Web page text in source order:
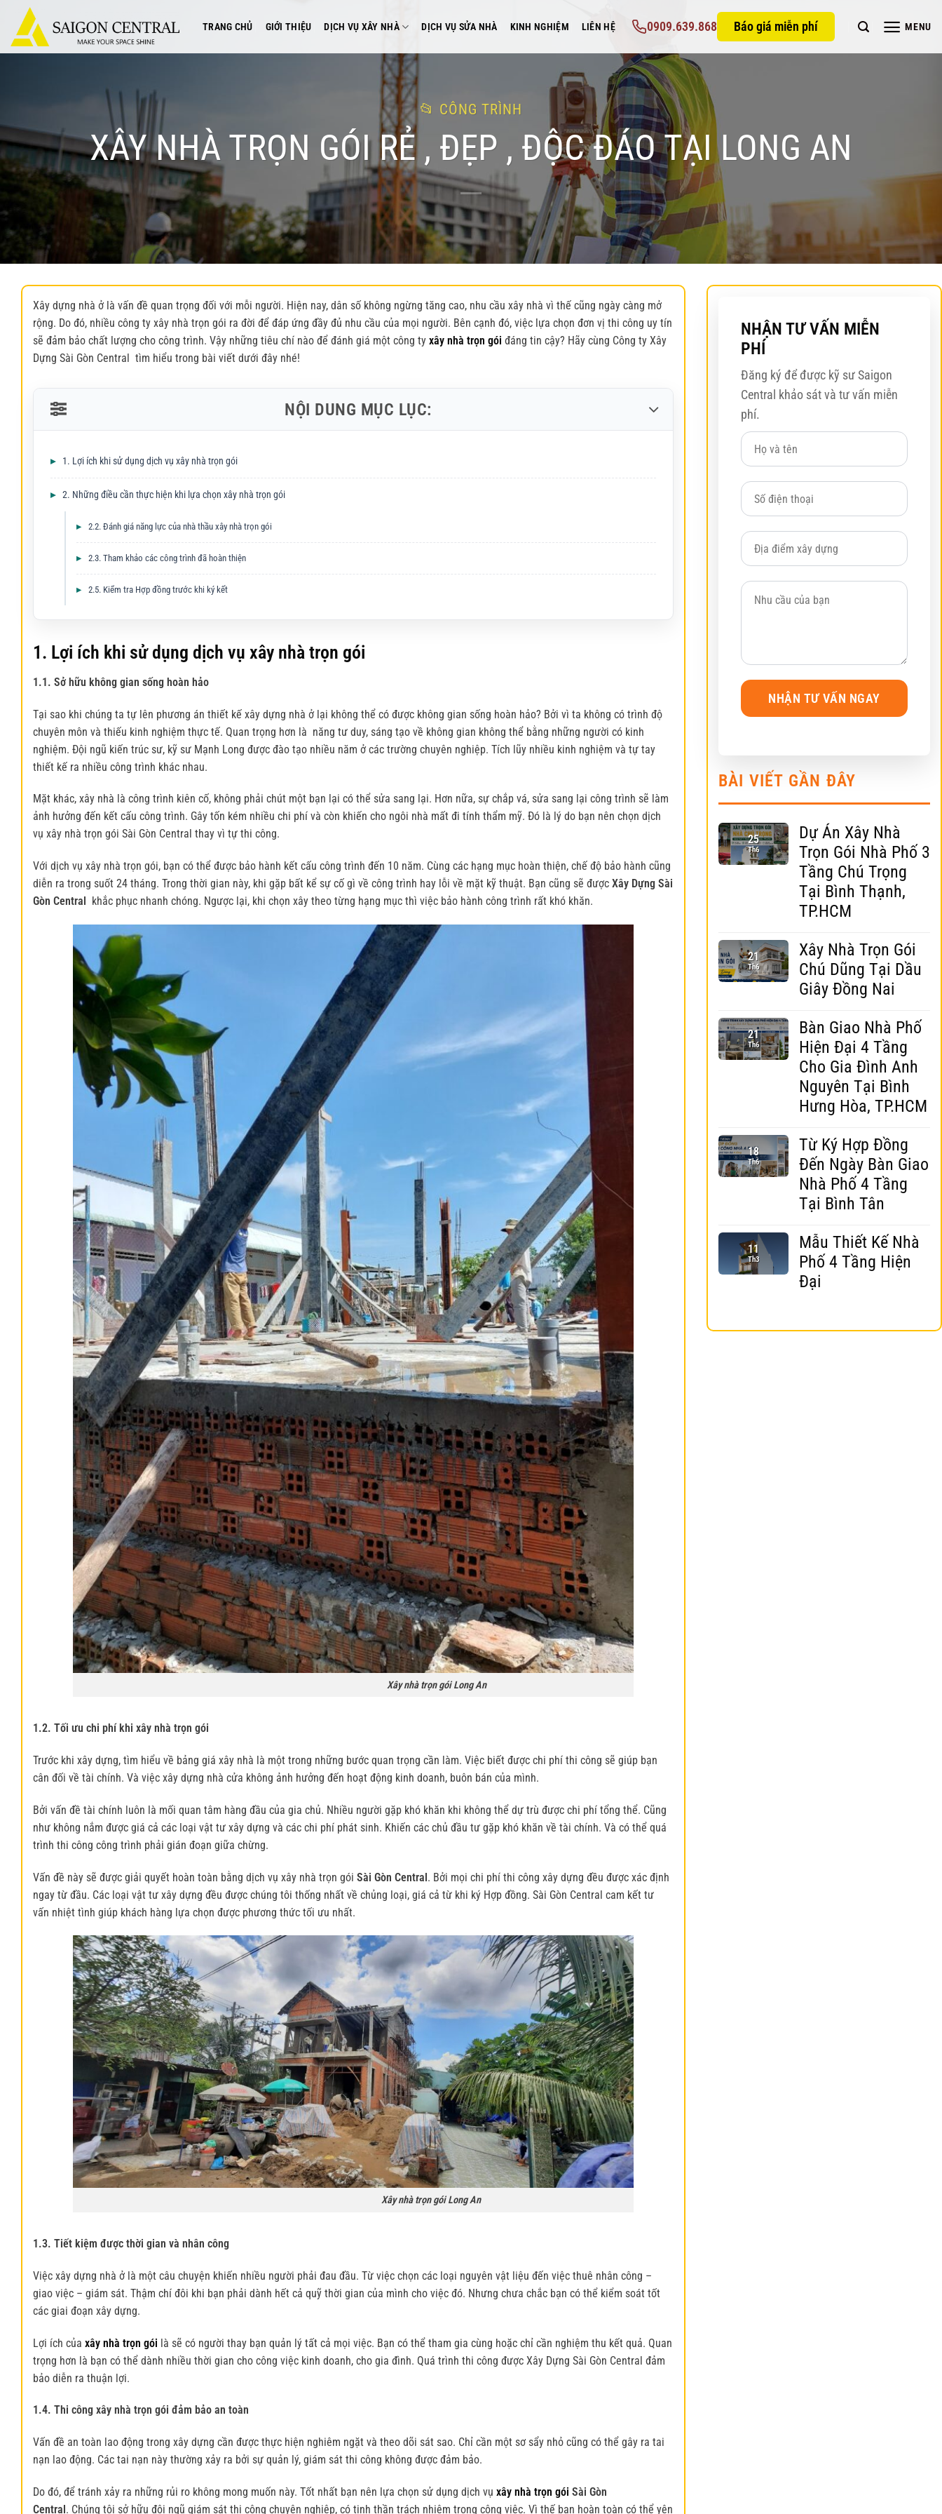
nội
TRANG CHỦ GIỚI THIỆU DỊCH VỤ XÂY NHÀ DỊCH VỤ SỬA NHÀ KINH NGHIỆM LIÊN HỆ 0909.639.868 Báo giá miễn phí MENU
CÔNG TRÌNH
XÂY NHÀ TRỌN GÓI RẺ , ĐẸP , ĐỘC ĐÁO TẠI LONG AN
Xây dựng nhà ở là vấn đề quan trọng đối với mỗi người. Hiện nay, dân số không ngừng tăng cao, nhu cầu xây nhà vì thế cũng ngày càng mở
rộng. Do đó, nhiều công ty xây nhà trọn gói ra đời để đáp ứng đầy đủ nhu cầu của mọi người. Bên cạnh đó, việc lựa chọn đơn vị thi công uy tín
sẽ đảm bảo chất lượng cho công trình. Vậy những tiêu chí nào để đánh giá một công ty xây nhà trọn gói đáng tin cậy? Hãy cùng Công ty Xây
Dựng Sài Gòn Central tìm hiểu trong bài viết dưới đây nhé!
NỘI DUNG MỤC LỤC:
1. Lợi ích khi sử dụng dịch vụ xây nhà trọn gói
2. Những điều cần thực hiện khi lựa chọn xây nhà trọn gói
2.2. Đánh giá năng lực của nhà thầu xây nhà trọn gói
2.3. Tham khảo các công trình đã hoàn thiện
2.5. Kiểm tra Hợp đồng trước khi ký kết
1. Lợi ích khi sử dụng dịch vụ xây nhà trọn gói
1.1. Sở hữu không gian sống hoàn hảo
Tại sao khi chúng ta tự lên phương án thiết kế xây dựng nhà ở lại không thể có được không gian sống hoàn hảo? Bởi vì ta không có trình độ
chuyên môn và thiếu kinh nghiệm thực tế. Quan trọng hơn là năng tư duy, sáng tạo về không gian không thể bằng những người có kinh
nghiệm. Đội ngũ kiến trúc sư, kỹ sư Mạnh Long được đào tạo nhiều năm ở các trường chuyên nghiệp. Tích lũy nhiều kinh nghiệm và tự tay
thiết kế ra nhiều công trình khác nhau.
Mặt khác, xây nhà là công trình kiên cố, không phải chút một bạn lại có thể sửa sang lại. Hơn nữa, sự chắp vá, sửa sang lại công trình sẽ làm
ảnh hưởng đến kết cấu công trình. Gây tốn kém nhiều chi phí và còn khiến cho ngôi nhà mất đi tính thẩm mỹ. Đó là lý do bạn nên chọn dịch
vụ xây nhà trọn gói Sài Gòn Central thay vì tự thi công.
Với dịch vụ xây nhà trọn gói, bạn có thể được bảo hành kết cấu công trình đến 10 năm. Cùng các hạng mục hoàn thiện, chế độ bảo hành cũng
diễn ra trong suốt 24 tháng. Trong thời gian này, khi gặp bất kể sự cố gì về công trình hay lỗi về mặt kỹ thuật. Bạn cũng sẽ được Xây Dựng Sài
Gòn Central
khắc phục nhanh chóng. Ngược lại, khi chọn xây theo từng hạng mục thì việc bảo hành công trình rất khó khăn.
Xây nhà trọn gói Long An
1.2. Tối ưu chi phí khi xây nhà trọn gói
Trước khi xây dựng, tìm hiểu về bảng giá xây nhà là một trong những bước quan trọng cần làm. Việc biết được chi phí thi công sẽ giúp bạn
cân đối về tài chính. Và việc xây dựng nhà cửa không ảnh hưởng đến hoạt động kinh doanh, buôn bán của mình.
Bởi vấn đề tài chính luôn là mối quan tâm hàng đầu của gia chủ. Nhiều người gặp khó khăn khi không thể dự trù được chi phí tổng thể. Cũng
như không nắm được giá cả các loại vật tư xây dựng và các chi phí phát sinh. Khiến các chủ đầu tư gặp khó khăn về tài chính. Và có thể quá
trình thi công công trình phải gián đoạn giữa chừng.
Vấn đề này sẽ được giải quyết hoàn toàn bằng dịch vụ xây nhà trọn gói Sài Gòn Central. Bởi mọi chi phí thi công xây dựng đều được xác định
ngay từ đầu. Các loại vật tư xây dựng đều được chúng tôi thống nhất về chủng loại, giá cả từ khi ký Hợp đồng. Sài Gòn Central cam kết tư
vấn nhiệt tình giúp khách hàng lựa chọn được phương thức tối ưu nhất.
Xây nhà trọn gói Long An
1.3. Tiết kiệm được thời gian và nhân công
Việc xây dựng nhà ở là một câu chuyện khiến nhiều người phải đau đầu. Từ việc chọn các loại nguyên vật liệu đến việc thuê nhân công –
giao việc – giám sát. Thậm chí đôi khi bạn phải dành hết cả quỹ thời gian của mình cho việc đó. Nhưng chưa chắc bạn có thể kiểm soát tốt
các giai đoạn xây dựng.
Lợi ích của xây nhà trọn gói là sẽ có người thay bạn quản lý tất cả mọi việc. Bạn có thể tham gia cùng hoặc chỉ cần nghiệm thu kết quả. Quan
trọng hơn là bạn có thể dành nhiều thời gian cho công việc kinh doanh, cho gia đình. Quá trình thi công được Xây Dựng Sài Gòn Central đảm
bảo diễn ra thuận lợi.
1.4. Thi công xây nhà trọn gói đảm bảo an toàn
Vấn đề an toàn lao động trong xây dựng cần được thực hiện nghiêm ngặt và theo dõi sát sao. Chỉ cần một sơ sẩy nhỏ cũng có thể gây ra tai
nạn lao động. Các tai nạn này thường xảy ra bởi sự quản lý, giám sát thi công không được đảm bảo.
Do đó, để tránh xảy ra những rủi ro không mong muốn này. Tốt nhất bạn nên lựa chọn sử dụng dịch vụ xây nhà trọn gói Sài Gòn
Central. Chúng tôi sở hữu đội ngũ giám sát thi công chuyên nghiệp, có tinh thần trách nhiệm trong công việc. Vì thế bạn hoàn toàn có thể yên
NHẬN TƯ VẤN MIỄN
PHÍ
Đăng ký để được kỹ sư Saigon
Central khảo sát và tư vấn miễn
phí.
BÀI VIẾT GẦN ĐÂY
25
Th6
Dự Án Xây Nhà
Trọn Gói Nhà Phố 3
Tầng Chú Trọng
Tại Bình Thạnh,
TP.HCM
21
Th6
Xây Nhà Trọn Gói
Chú Dũng Tại Dầu
Giây Đồng Nai
21
Th6
Bàn Giao Nhà Phố
Hiện Đại 4 Tầng
Cho Gia Đình Anh
Nguyên Tại Bình
Hưng Hòa, TP.HCM
18
Th6
Từ Ký Hợp Đồng
Đến Ngày Bàn Giao
Nhà Phố 4 Tầng
Tại Bình Tân
11
Th3
Mẫu Thiết Kế Nhà
Phố 4 Tầng Hiện
Đại